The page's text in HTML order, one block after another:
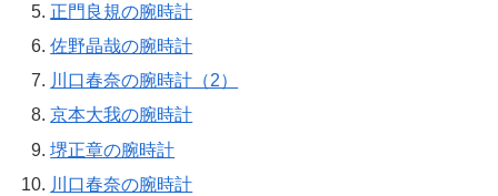
正門良規の腕時計
佐野晶哉の腕時計
川口春奈の腕時計（2）
京本大我の腕時計
堺正章の腕時計
川口春奈の腕時計